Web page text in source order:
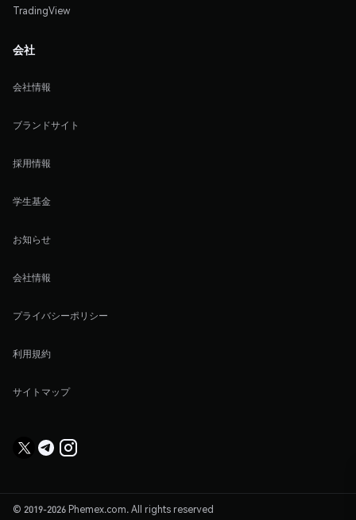
TradingView
会社
会社情報
ブランドサイト
採用情報
学生基金
お知らせ
会社情報
プライバシーポリシー
利用規約
サイトマップ
© 2019-2026 Phemex.com. All rights reserved